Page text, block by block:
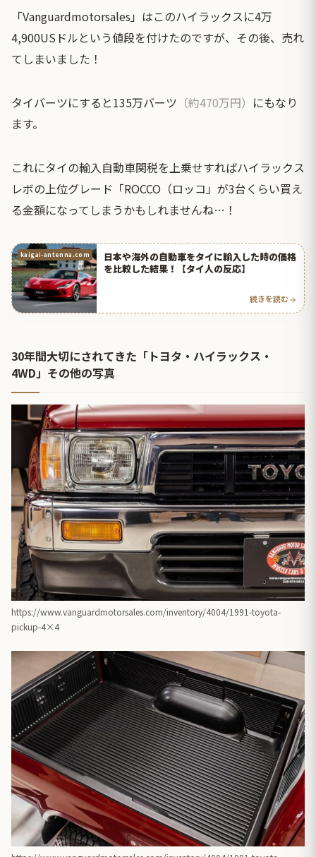
「Vanguardmotorsales」はこのハイラックスに4万
4,900USドルという値段を付けたのですが、その後、売れ
てしまいました！
タイバーツにすると135万バーツ （約470万円） にもなり
ます。
これにタイの輸入自動車関税を上乗せすればハイラックス
レボの上位グレード「ROCCO（ロッコ」が3台くらい買え
る金額になってしまうかもしれませんね…！
kaigai-antenna.com
日本や海外の自動車をタイに輸入した時の価格
を比較した結果！【タイ人の反応】
続きを読む
30年間大切にされてきた「トヨタ・ハイラックス・
4WD」その他の写真
https://www.vanguardmotorsales.com/inventory/4004/1991-toyota-
pickup-4×4